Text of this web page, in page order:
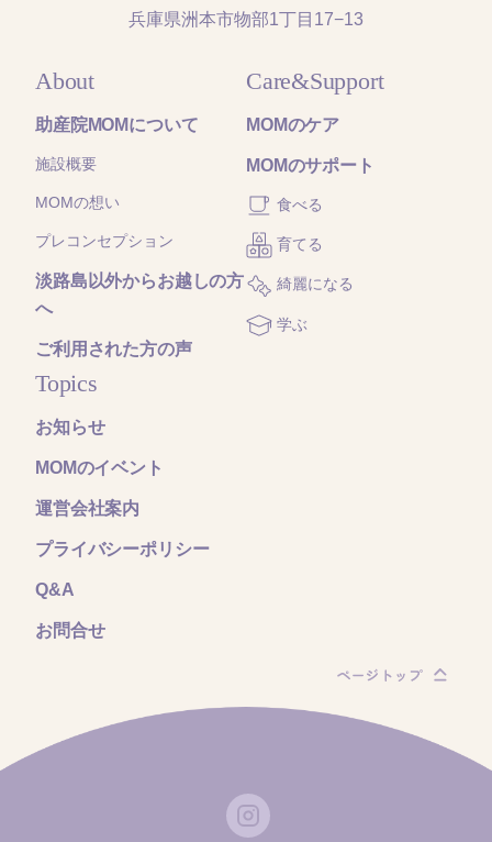
兵庫県洲本市物部1丁目17−13
About
助産院MOMについて
施設概要
MOMの想い
プレコンセプション
淡路島以外からお越しの方
へ
ご利用された方の声
Care&Support
MOMのケア
MOMのサポート
食べる
育てる
綺麗になる
学ぶ
Topics
お知らせ
MOMのイベント
運営会社案内
プライバシーポリシー
Q&A
お問合せ